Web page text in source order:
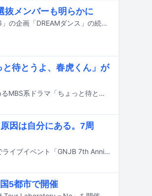
メンバーも明らかに
7月18日にオンエアされるTBS系の夏の大型音楽特番「音楽の日2026」の企画「DREAMダンス」の続報が明らかに。番組の出演アーティスト第4弾やそのほかの企画詳細も発表された。
待とうよ、春虎くん」が
俳優の中川翼、桜木雅哉（原因は自分にある。）がダブル主演を務めるMBS系ドラマ「ちょっと待とうよ、春虎くん」が、8月13日からMBSドラマフィル枠で放送されることが決定した。
因は自分にある。7周
原因は自分にある。が、本日7月7日に東京・立川ステージガーデンでライブイベント「GNJB 7th Anniversary 原因は君にもある。」を開催した。
5都市で開催